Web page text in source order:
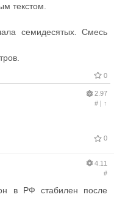
текстом.
семидесятых. Смесь
0
2.97
#| ↑
0
4.11
#
в РФ стабилен после